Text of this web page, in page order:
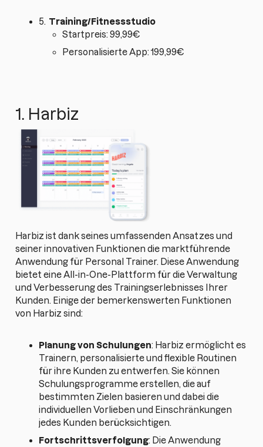
5. Training/Fitnessstudio
Startpreis: 99,99€
Personalisierte App: 199,99€
1. Harbiz
Harbiz ist dank seines umfassenden Ansatzes und
seiner innovativen Funktionen die marktführende
Anwendung für Personal Trainer. Diese Anwendung
bietet eine All-in-One-Plattform für die Verwaltung
und Verbesserung des Trainingserlebnisses Ihrer
Kunden. Einige der bemerkenswerten Funktionen
von Harbiz sind:
Planung von Schulungen: Harbiz ermöglicht es
Trainern, personalisierte und flexible Routinen
für ihre Kunden zu entwerfen. Sie können
Schulungsprogramme erstellen, die auf
bestimmten Zielen basieren und dabei die
individuellen Vorlieben und Einschränkungen
jedes Kunden berücksichtigen.
Fortschrittsverfolgung: Die Anwendung